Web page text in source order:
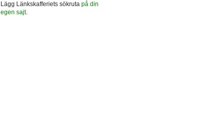
Lägg Länkskafferiets sökruta på din
egen sajt.